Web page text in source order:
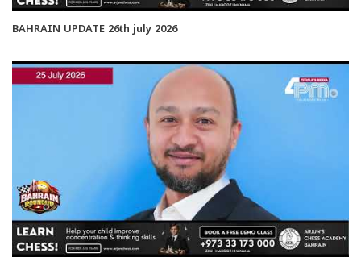
BAHRAIN UPDATE 26th july 2026